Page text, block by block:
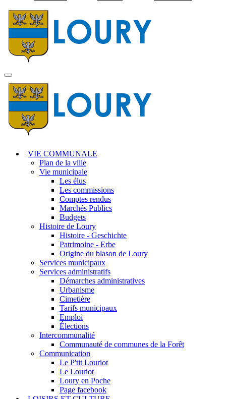
MENU
PRINCIPAL
VIE COMMUNALE
Plan de la ville
Vie municipale
Les élus
Les commissions
Comptes rendus
Marchés Publics
Budgets
Histoire de Loury
Histoire - Geschichte
Patrimoine - Erbe
Origine du blason de Loury
Services municipaux
Services administratifs
Démarches administratives
Urbanisme
Cimetière
Tarifs municipaux
Emploi
Élections
Intercommunalité
Communauté de communes de la Forêt
Communication
Le P'tit Louriot
Le Louriot
Loury en Poche
Page facebook